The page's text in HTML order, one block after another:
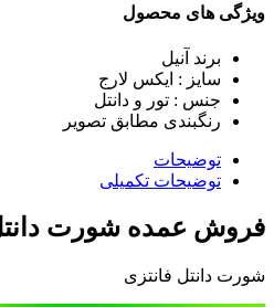
ویژگی های محصول
برند آنیل
سایز : ایکس لارج
جنس : تور و دانتل
رنگبندی مطابق تصویر
توضیحات
توضیحات تکمیلی
فروش عمده شورت
شورت دانتل فانتزی